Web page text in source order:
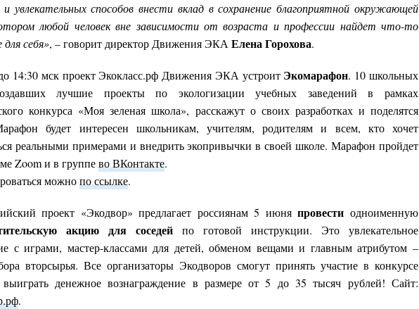
увлекательных способов внести вклад в сохранение благоприятной окружающей
любой человек вне зависимости от возраста и профессии найдет что-то
себя», – говорит директор Движения ЭКА Елена Горохова.
14:30 мск проект Экокласс.рф Движения ЭКА устроит Экомарафон. 10 школьных
лучшие проекты по экологизации учебных заведений в рамках
конкурса «Моя зеленая школа», расскажут о своих разработках и поделятся
будет интересен школьникам, учителям, родителям и всем, кто хочет
реальными примерами и внедрить экопривычки в своей школе.Марафон пройдет
Zoom и в группево ВКонтакте.
можнопо ссылке.
проект «Экодвор» предлагает россиянам 5 июняпровестиодноименную
акцию для соседей по готовой инструкции. Это увлекательное
с играми, мастер-классами для детей, обменом вещами и главным атрибутом –
вторсырья. Все организаторы Экодворов смогут принять участие в конкурсе
денежное вознаграждение в размере от 5 до 35 тысяч рублей! Сайт:
.